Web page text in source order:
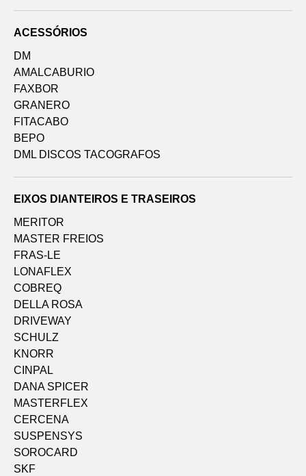
ACESSÓRIOS
DM
AMALCABURIO
FAXBOR
GRANERO
FITACABO
BEPO
DML DISCOS TACOGRAFOS
EIXOS DIANTEIROS E TRASEIROS
MERITOR
MASTER FREIOS
FRAS-LE
LONAFLEX
COBREQ
DELLA ROSA
DRIVEWAY
SCHULZ
KNORR
CINPAL
DANA SPICER
MASTERFLEX
CERCENA
SUSPENSYS
SOROCARD
SKF